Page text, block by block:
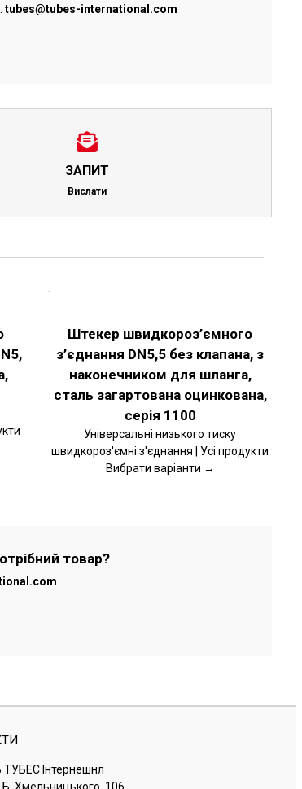
tubes@tubes-international.com
ЗАПИТ
Вислати
ТОВАР
МАЄ
КІЛЬКА
ПАРАМЕТРИ
МОЖНА
СТОРІНЦІ
Штекер швидкороз’ємного
з’єднання DN5,5 без клапана, з
наконечником для шланга,
сталь загартована оцинкована,
серія 1100
Універсальні низького тиску
швидкороз'ємні з'єднання | Усі продукти
Вибрати варіанти →
товар?
ТУБЕС Iнтернешнл
Б. Хмельницького, 106